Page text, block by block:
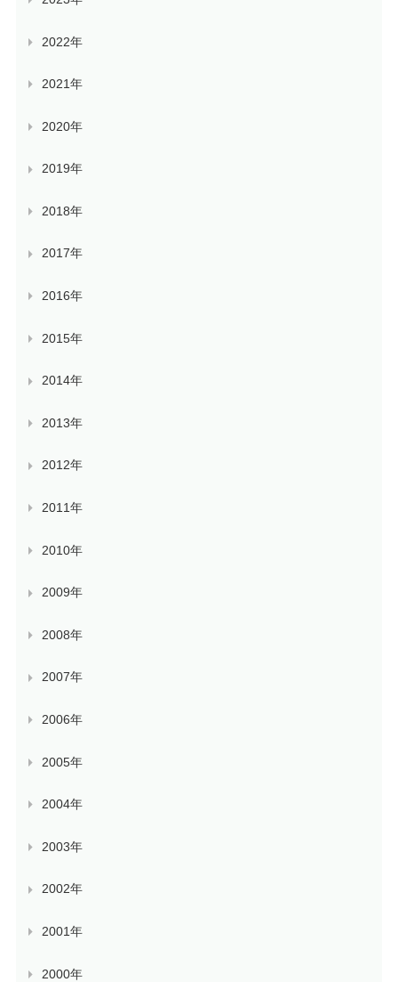
2022年
2021年
2020年
2019年
2018年
2017年
2016年
2015年
2014年
2013年
2012年
2011年
2010年
2009年
2008年
2007年
2006年
2005年
2004年
2003年
2002年
2001年
2000年